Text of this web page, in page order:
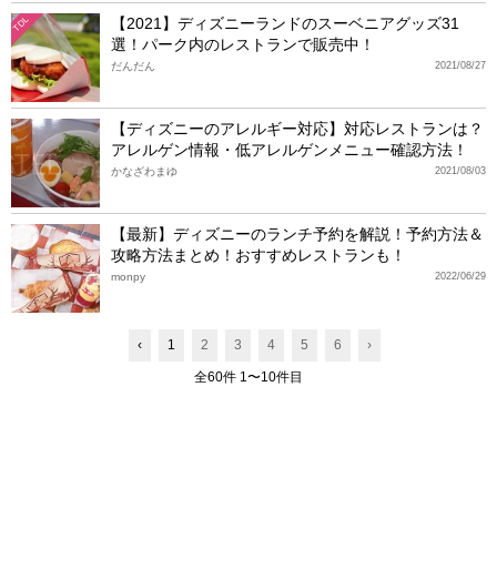
TDL
【2021】ディズニーランドのスーベニアグッズ31
選！パーク内のレストランで販売中！
2021/08/27
だんだん
【ディズニーのアレルギー対応】対応レストランは？
アレルゲン情報・低アレルゲンメニュー確認方法！
2021/08/03
かなざわまゆ
【最新】ディズニーのランチ予約を解説！予約方法＆
攻略方法まとめ！おすすめレストランも！
2022/06/29
monpy
‹ 1 2 3 4 5 6 ›
全60件 1〜10件目